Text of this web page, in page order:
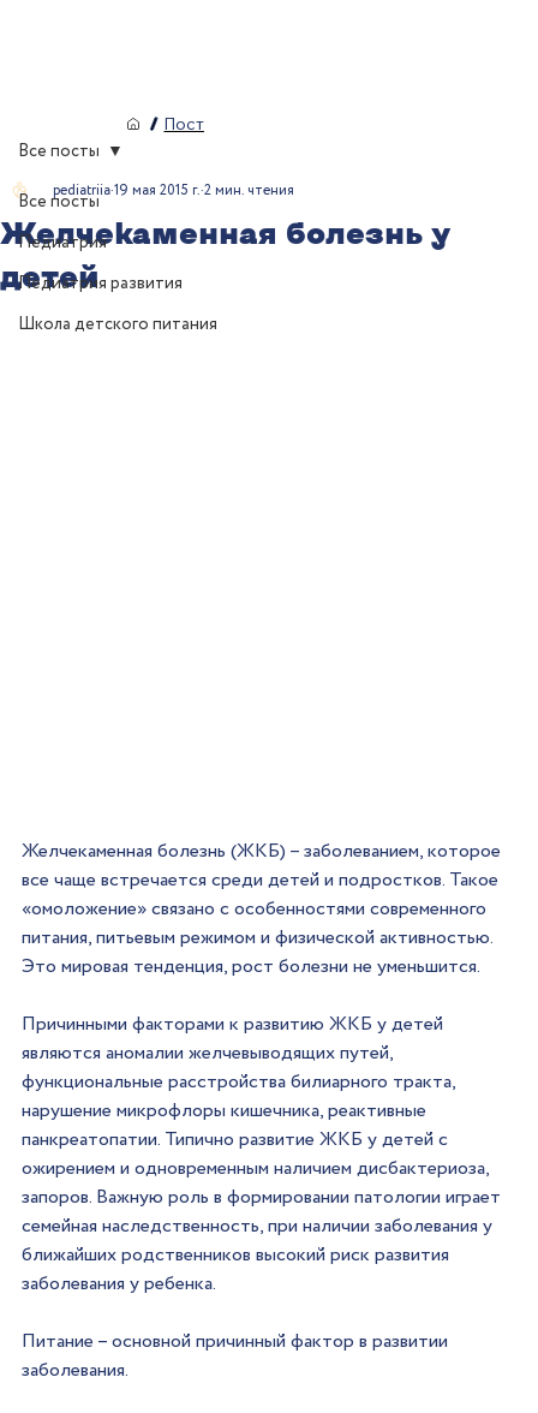
/ Пост
Все посты
Педиатрия
Педиатрия развития
Школа детского питания
Все посты
Желчекаменная болезнь у
детей
pediatriia19 мая 2015 г. 2 мин. чтения
Желчекаменная болезнь (ЖКБ) – заболеванием, которое
все чаще встречается среди детей и подростков. Такое
«омоложение» связано с особенностями современного
питания, питьевым режимом и физической активностью.
Это мировая тенденция, рост болезни не уменьшится.
Причинными факторами к развитию ЖКБ у детей
являются аномалии желчевыводящих путей,
функциональные расстройства билиарного тракта,
нарушение микрофлоры кишечника, реактивные
панкреатопатии. Типично развитие ЖКБ у детей с
ожирением и одновременным наличием дисбактериоза,
запоров. Важную роль в формировании патологии играет
семейная наследственность, при наличии заболевания у
ближайших родственников высокий риск развития
заболевания у ребенка.
Питание – основной причинный фактор в развитии
заболевания.